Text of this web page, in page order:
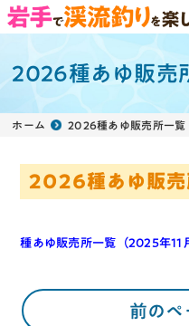
2026種あゆ販売
ホーム 2026種あゆ販売所一覧
2026種あゆ販売
種あゆ販売所一覧（2025年11
前のペ